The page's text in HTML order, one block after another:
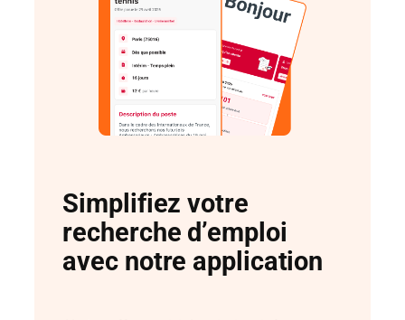
Simplifiez votre
recherche d’emploi
avec notre application